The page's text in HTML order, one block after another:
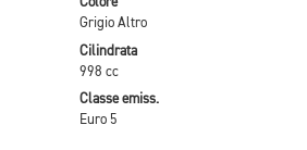
Colore
Grigio Altro
Cilindrata
998 cc
Classe emiss.
Euro 5